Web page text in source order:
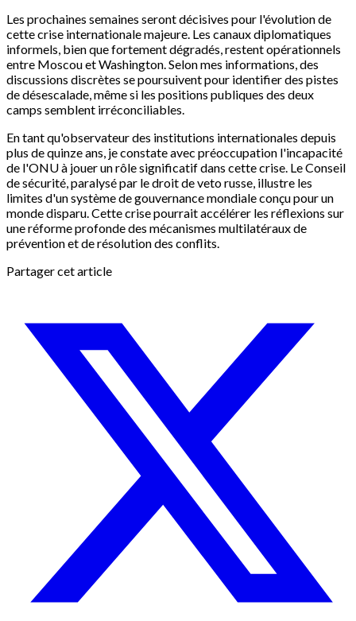
Les prochaines semaines seront décisives pour l'évolution de
cette crise internationale majeure. Les canaux diplomatiques
informels, bien que fortement dégradés, restent opérationnels
entre Moscou et Washington. Selon mes informations, des
discussions discrètes se poursuivent pour identifier des pistes
de désescalade, même si les positions publiques des deux
camps semblent irréconciliables.
En tant qu'observateur des institutions internationales depuis
plus de quinze ans, je constate avec préoccupation l'incapacité
de l'ONU à jouer un rôle significatif dans cette crise. Le Conseil
de sécurité, paralysé par le droit de veto russe, illustre les
limites d'un système de gouvernance mondiale conçu pour un
monde disparu. Cette crise pourrait accélérer les réflexions sur
une réforme profonde des mécanismes multilatéraux de
prévention et de résolution des conflits.
Partager cet article